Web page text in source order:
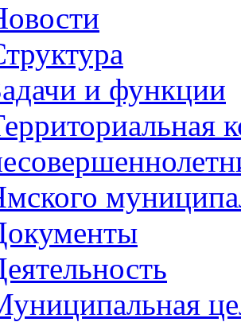
и функции